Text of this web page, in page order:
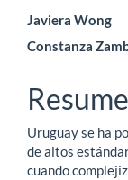
del
artículo
Javiera Wong
Constanza
Uruguay se ha
de altos
cuando